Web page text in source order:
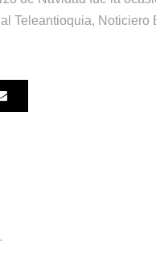
Teleantioquia,